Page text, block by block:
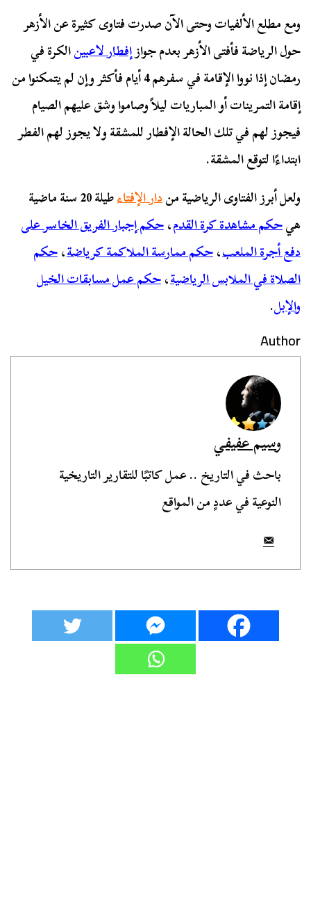
ومع مطلع الألفيات وحتى الآن صدرت فتاوى كثيرة عن الأزهر
حول الرياضة فأفتى الأزهر بعدم جوازإفطار لاعبينالكرة في
رمضان إذا نووا الإقامة في سفرهم 4 أيام فأكثر وإن لم يتمكنوا من
إقامة التمرينات أو المباريات ليلاً وصاموا وشق عليهم الصيام
فيجوز لهم في تلك الحالة الإفطار للمشقة ولا يجوز لهم الفطر
ابتداءًا لتوقع المشقة.
ولعل أبرز الفتاوى الرياضية مندار الإفتاء
طيلة 20 سنة ماضية
هيحكم مشاهدة كرة القدم،حكم إجبار الفريق الخاسر على
دفع أجرة الملعب،حكم ممارسة الملاكمة كرياضة،حكم
الصلاة في الملابس الرياضية،حكم عمل مسابقات الخيل
والإبل.
Author
وسيم عفيفي
باحث في التاريخ .. عمل كاتبًا للتقارير التاريخية
النوعية في عددٍ من المواقع